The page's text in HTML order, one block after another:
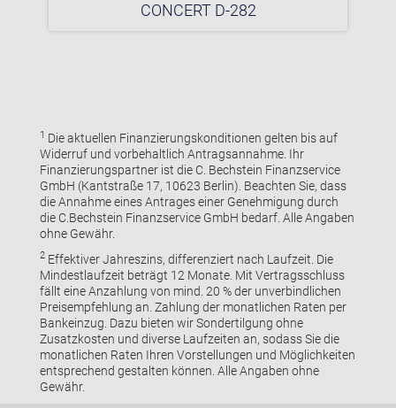
CONCERT D-282
1 Die aktuellen Finanzierungskonditionen gelten bis auf
Widerruf und vorbehaltlich Antragsannahme. Ihr
Finanzierungspartner ist die C. Bechstein Finanzservice
GmbH (Kantstraße 17, 10623 Berlin). Beachten Sie, dass
die Annahme eines Antrages einer Genehmigung durch
die C.Bechstein Finanzservice GmbH bedarf. Alle Angaben
ohne Gewähr.
2Effektiver Jahreszins, differenziert nach Laufzeit. Die
Mindestlaufzeit beträgt 12 Monate. Mit Vertragsschluss
fällt eine Anzahlung von mind. 20 % der unverbindlichen
Preisempfehlung an. Zahlung der monatlichen Raten per
Bankeinzug. Dazu bieten wir Sondertilgung ohne
Zusatzkosten und diverse Laufzeiten an, sodass Sie die
monatlichen Raten Ihren Vorstellungen und Möglichkeiten
entsprechend gestalten können. Alle Angaben ohne
Gewähr.